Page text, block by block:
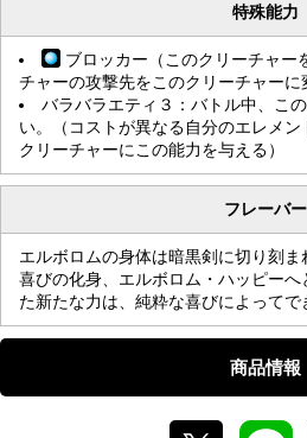
特殊能力
ブロッカー（このクリーチャー
チャーの攻撃先をこのクリーチャーに
バラバラエティ３：バトル中、こ
い。（コストが異なる自分のエレメ
クリーチャーにこの能力を与える）
フレーバー
エルボロムの身体は暗黒剣に切り刻
喜びの化身、エルボロム・ハッピー
た新たな力は、純粋な喜びによってで
商品情報